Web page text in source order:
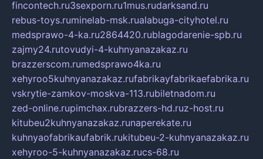
fincontech.ru3sexporn.ru1mus.rudarksand.ru
rebus-toys.ruminelab-msk.rualabuga-cityhotel.ru
medsprawo-4-ka.ru2864420.rublagodarenie-spb.ru
zajmy24.rutovudyi-4-kuhnyanazakaz.ru
brazzerscom.rumedsprawo4ka.ru
xehyroo5kuhnyanazakaz.rufabrikayfabrikaefabrika.ru
vskrytie-zamkov-moskva-113.rubiletnadom.ru
zed-online.rupimchax.rubrazzers-hd.ruz-host.ru
kitubeu2kuhnyanazakaz.runaperekate.ru
kuhnyaofabrikaufabrik.rukitubeu-2-kuhnyanazakaz.ru
xehyroo-5-kuhnyanazakaz.rucs-68.ru